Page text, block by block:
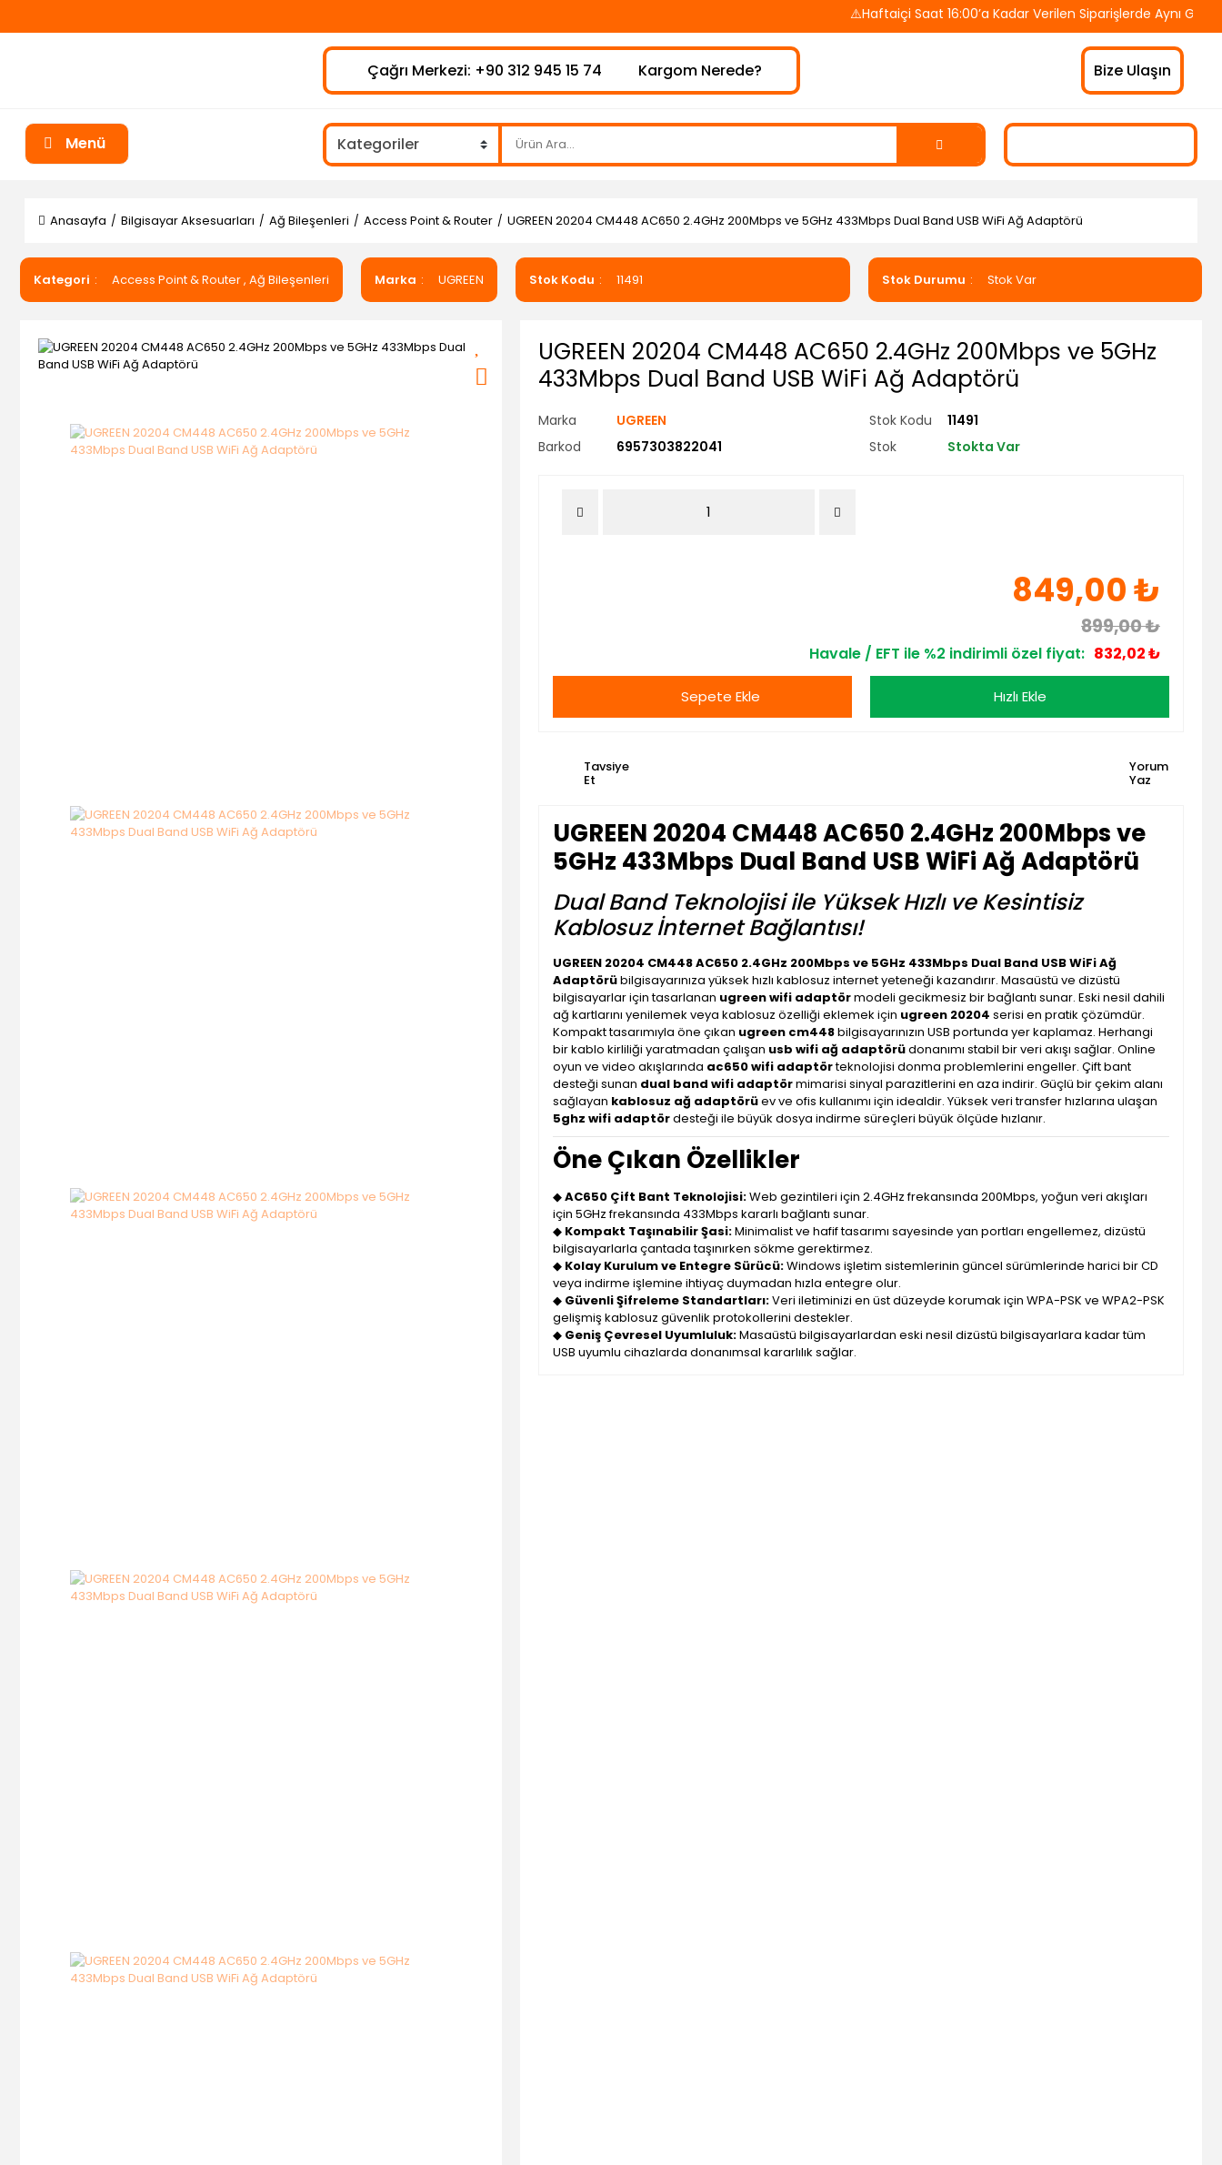
⚠️Haftaiçi Saat 16:00’a Kadar Verilen Siparişlerde Aynı Gün
Çağrı Merkezi: +90 312 945 15 74 Kargom Nerede? Bize Ulaşın
Menü
Anasayfa Bilgisayar Aksesuarları Ağ Bileşenleri Access Point & Router UGREEN 20204 CM448 AC650 2.4GHz 200Mbps ve 5GHz 433Mbps Dual Band USB WiFi Ağ Adaptörü
Kategori Access Point & Router, Ağ Bileşenleri Marka UGREEN Stok Kodu 11491 Stok Durumu Stok Var
UGREEN 20204 CM448 AC650 2.4GHz 200Mbps ve 5GHz
433Mbps Dual Band USB WiFi Ağ Adaptörü
Marka UGREEN Stok Kodu
11491
Barkod
6957303822041 Stok Stokta Var
849,00 ₺
899,00 ₺
Havale / EFT ile %2 indirimli özel fiyat: 832,02 ₺
Sepete Ekle Hızlı Ekle
Tavsiye
Et
Yorum
Yaz
UGREEN 20204 CM448 AC650 2.4GHz 200Mbps ve
5GHz 433Mbps Dual Band USB WiFi Ağ Adaptörü
Dual Band Teknolojisi ile Yüksek Hızlı ve Kesintisiz
Kablosuz İnternet Bağlantısı!
UGREEN 20204 CM448 AC650 2.4GHz 200Mbps ve 5GHz 433Mbps Dual Band USB WiFi Ağ
Adaptörübilgisayarınıza yüksek hızlı kablosuz internet yeteneği kazandırır. Masaüstü ve dizüstü
bilgisayarlar için tasarlanan ugreen wifi adaptörmodeli gecikmesiz bir bağlantı sunar. Eski nesil dahili
ağ kartlarını yenilemek veya kablosuz özelliği eklemek için ugreen 20204 serisi en pratik çözümdür.
Kompakt tasarımıyla öne çıkan ugreen cm448bilgisayarınızın USB portunda yer kaplamaz. Herhangi
bir kablo kirliliği yaratmadan çalışan usb wifi ağ adaptörüdonanımı stabil bir veri akışı sağlar. Online
oyun ve video akışlarında ac650 wifi adaptörteknolojisi donma problemlerini engeller. Çift bant
desteği sunan dual band wifi adaptörmimarisi sinyal parazitlerini en aza indirir. Güçlü bir çekim alanı
sağlayan kablosuz ağ adaptörüev ve ofis kullanımı için idealdir. Yüksek veri transfer hızlarına ulaşan
5ghz wifi adaptördesteği ile büyük dosya indirme süreçleri büyük ölçüde hızlanır.
Öne Çıkan Özellikler
◆AC650 Çift Bant Teknolojisi:Web gezintileri için 2.4GHz frekansında 200Mbps, yoğun veri akışları
için 5GHz frekansında 433Mbps kararlı bağlantı sunar.
◆ Kompakt Taşınabilir Şasi:Minimalist ve hafif tasarımı sayesinde yan portları engellemez, dizüstü
bilgisayarlarla çantada taşınırken sökme gerektirmez.
◆ Kolay Kurulum ve Entegre Sürücü:Windows işletim sistemlerinin güncel sürümlerinde harici bir CD
veya indirme işlemine ihtiyaç duymadan hızla entegre olur.
◆ Güvenli Şifreleme Standartları:Veri iletiminizi en üst düzeyde korumak için WPA-PSK ve WPA2-PSK
gelişmiş kablosuz güvenlik protokollerini destekler.
◆ Geniş Çevresel Uyumluluk:Masaüstü bilgisayarlardan eski nesil dizüstü bilgisayarlara kadar tüm
USB uyumlu cihazlarda donanımsal kararlılık sağlar.